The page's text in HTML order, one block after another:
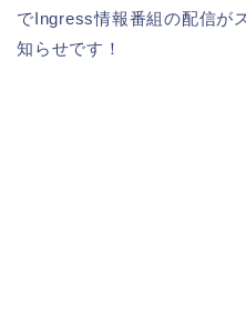
でIngress情報番組の配信が
知らせです！